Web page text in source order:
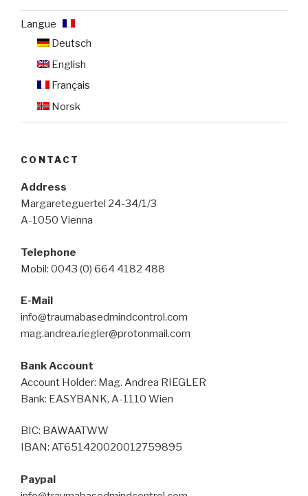
Langue :
Deutsch
English
Français
Norsk
CONTACT
Address
Margareteguertel 24-34/1/3
A-1050 Vienna
Telephone
Mobil: 0043 (0) 664 4182 488
E-Mail
info@traumabasedmindcontrol.com
mag.andrea.riegler@protonmail.com
Bank Account
Account Holder: Mag. Andrea RIEGLER
Bank: EASYBANK, A-1110 Wien
BIC: BAWAATWW
IBAN: AT651420020012759895
Paypal